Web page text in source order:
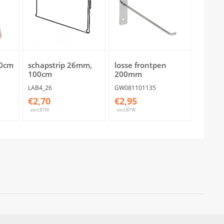
schapstrip 26mm,
100cm
LAB4_26
€2,70
excl.BTW
losse frontpen
200mm
GW081101135
€2,95
excl.BTW